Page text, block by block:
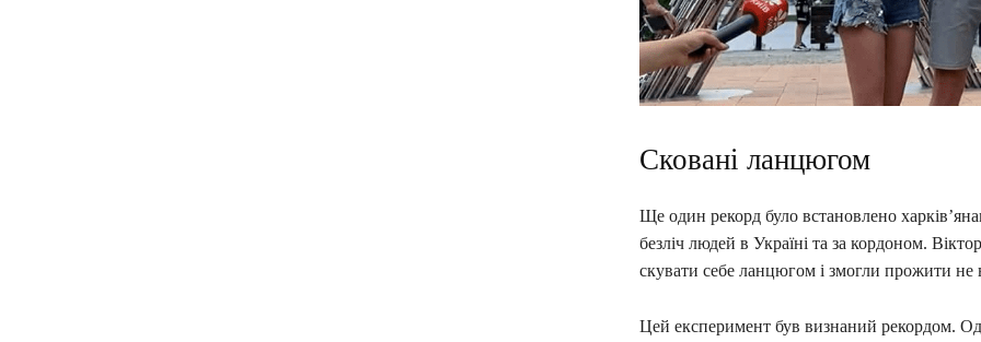
Сковані ланцюгом
Ще один рекорд було встановлено
безліч людей в Україні та за кордоном.
скувати себе ланцюгом і змогли прожити не
Цей експеримент був визнаний рекордом.